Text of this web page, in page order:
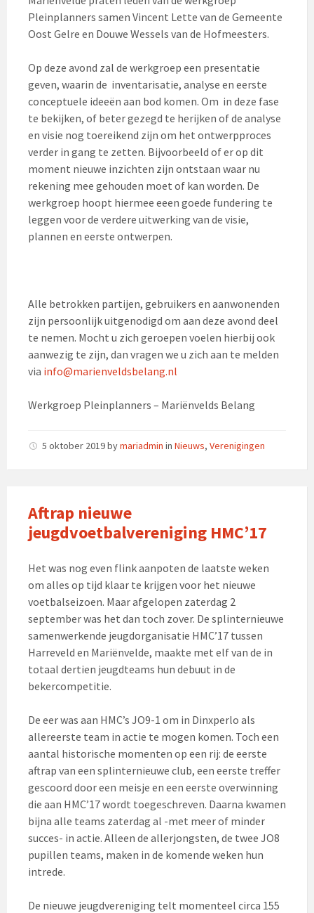
Pleinplanners samen Vincent Lette van de Gemeente
Oost Gelre en Douwe Wessels van de Hofmeesters.
Op deze avond zal de werkgroep een presentatie
geven, waarin de inventarisatie, analyse en eerste
conceptuele ideeën aan bod komen. Om in deze fase
te bekijken, of beter gezegd te herijken of de analyse
en visie nog toereikend zijn om het ontwerpproces
verder in gang te zetten. Bijvoorbeeld of er op dit
moment nieuwe inzichten zijn ontstaan waar nu
rekening mee gehouden moet of kan worden. De
werkgroep hoopt hiermee eeen goede fundering te
leggen voor de verdere uitwerking van de visie,
plannen en eerste ontwerpen.
Alle betrokken partijen, gebruikers en aanwonenden
zijn persoonlijk uitgenodigd om aan deze avond deel
te nemen. Mocht u zich geroepen voelen hierbij ook
aanwezig te zijn, dan vragen we u zich aan te melden
via info@marienveldsbelang.nl
Werkgroep Pleinplanners – Mariënvelds Belang
5 oktober 2019bymariadmin in Nieuws, Verenigingen
Aftrap nieuwe
jeugdvoetbalvereniging HMC’17
Het was nog even flink aanpoten de laatste weken
om alles op tijd klaar te krijgen voor het nieuwe
voetbalseizoen. Maar afgelopen zaterdag 2
september was het dan toch zover. De splinternieuwe
samenwerkende jeugdorganisatie HMC’17 tussen
Harreveld en Mariënvelde, maakte met elf van de in
totaal dertien jeugdteams hun debuut in de
bekercompetitie.
De eer was aan HMC’s JO9-1 om in Dinxperlo als
allereerste team in actie te mogen komen. Toch een
aantal historische momenten op een rij: de eerste
aftrap van een splinternieuwe club, een eerste treffer
gescoord door een meisje en een eerste overwinning
die aan HMC’17 wordt toegeschreven. Daarna kwamen
bijna alle teams zaterdag al -met meer of minder
succes- in actie. Alleen de allerjongsten, de twee JO8
pupillen teams, maken in de komende weken hun
intrede.
De nieuwe jeugdvereniging telt momenteel circa 155